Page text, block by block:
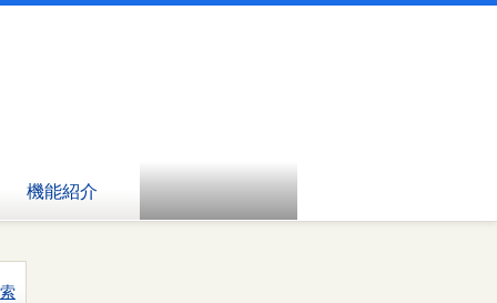
機能紹介